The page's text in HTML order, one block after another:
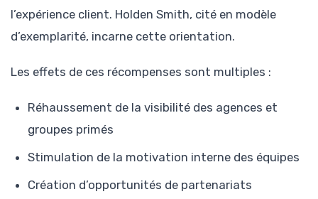
l’expérience client. Holden Smith, cité en modèle
d’exemplarité, incarne cette orientation.
Les effets de ces récompenses sont multiples :
Réhaussement de la visibilité des agences et
groupes primés
Stimulation de la motivation interne des équipes
Création d’opportunités de partenariats